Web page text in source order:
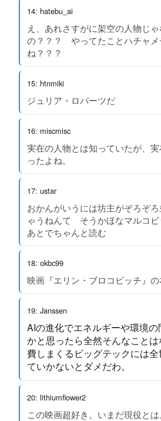
14: hatebu_ai
え、あれさすがに架空の人物じ
の？？？ やってたことハチャメ
ね？？？
15: htnmiki
ジュリア・ロバーツだ
16: miscmisc
実在の人物とは知っていたが、
ったよね。
17: ustar
おかんがいうには坊主がぞろぞ
ゃうねんて そうかほなマルコ
あとでちゃんと読む
18: okbc99
映画『エリン・ブロコビッチ』
19: Janssen
AIの進化でエネルギーや環境
かと思ったら全然そんなこと
費しまくるビッグテックには
ていかないとダメだわ。
20: lithiumflower2
この映画超好き。いまだ現役とは